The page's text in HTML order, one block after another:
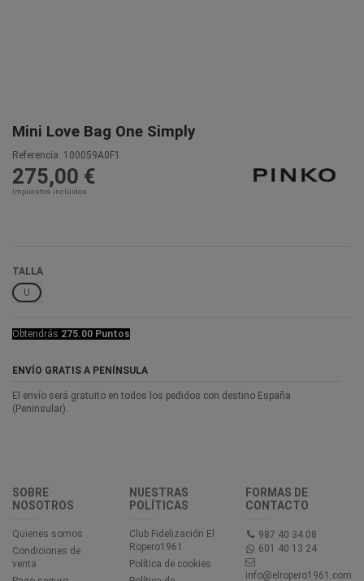
Mini Love Bag One Simply
Referencia: 100059A0F1
275,00 €
Impuestos incluidos
TALLA
U
Obtendrás 275.00 Puntos
ENVÍO GRATIS A PENÍNSULA
El envío será gratuito en todos los pedidos con destino España
(Peninsular).
SOBRE
NOSOTROS
Quienes somos
Condiciones de
venta
NUESTRAS
POLÍTICAS
Club Fidelización El
Ropero1961
Política de cookies
FORMAS DE
CONTACTO
987 40 34 08
601 40 13 24
info@elropero1961.com